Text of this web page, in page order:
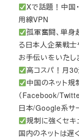
Xで話題！中国
用線VPN
孤軍奮闘、単身
る日本人企業戦
お手伝いをいたし
高コスパ！月
中国のネット
（Facebook/
日本/Google系サ
規制に強くセキ
国内のネットは遅